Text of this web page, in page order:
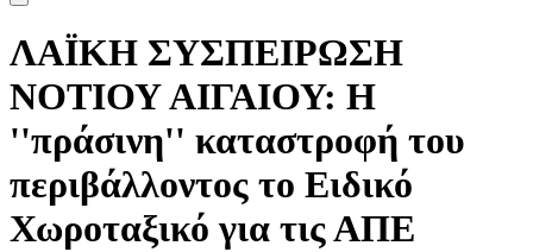
ΛΑΪΚΗ ΣΥΣΠΕΙΡΩΣΗ
ΝΟΤΙΟΥ ΑΙΓΑΙΟΥ: Η
''πράσινη'' καταστροφή του
περιβάλλοντος το Ειδικό
Χωροταξικό για τις ΑΠΕ